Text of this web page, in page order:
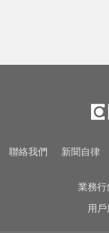
逝...好
愛玩車
三商壽
聯絡我們 新聞自律
業務行
用戶